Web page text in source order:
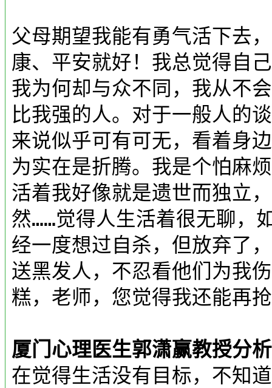
父母期望我能有勇气活下去
康、平安就好！我总觉得自
我为何却与众不同，我从不
比我强的人。对于一般人的
来说似乎可有可无，看着身
为实在是折腾。我是个怕麻
活着我好像就是遗世而独立
然……觉得人生活着很无聊，
经一度想过自杀，但放弃了
送黑发人，不忍看他们为我
糕，老师，您觉得我还能再
厦门心理医生郭潇赢教授分
在觉得生活没有目标，不知